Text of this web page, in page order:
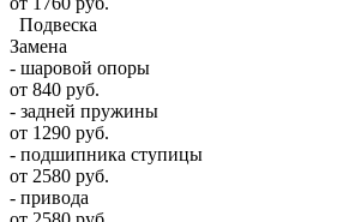
Подвеска
Замена
- шаровой опоры
от 840 руб.
- задней пружины
от 1290 руб.
- подшипника ступицы
от 2580 руб.
- привода